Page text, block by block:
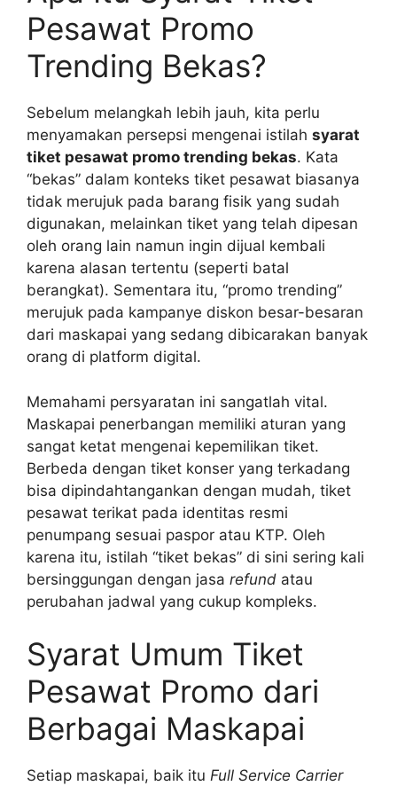
Pesawat Promo
Trending Bekas?
Sebelum melangkah lebih jauh, kita perlu
menyamakan persepsi mengenai istilah syarat
tiket pesawat promo trending bekas. Kata
“bekas” dalam konteks tiket pesawat biasanya
tidak merujuk pada barang fisik yang sudah
digunakan, melainkan tiket yang telah dipesan
oleh orang lain namun ingin dijual kembali
karena alasan tertentu (seperti batal
berangkat). Sementara itu, “promo trending”
merujuk pada kampanye diskon besar-besaran
dari maskapai yang sedang dibicarakan banyak
orang di platform digital.
Memahami persyaratan ini sangatlah vital.
Maskapai penerbangan memiliki aturan yang
sangat ketat mengenai kepemilikan tiket.
Berbeda dengan tiket konser yang terkadang
bisa dipindahtangankan dengan mudah, tiket
pesawat terikat pada identitas resmi
penumpang sesuai paspor atau KTP. Oleh
karena itu, istilah “tiket bekas” di sini sering kali
bersinggungan dengan jasa refund atau
perubahan jadwal yang cukup kompleks.
Syarat Umum Tiket
Pesawat Promo dari
Berbagai Maskapai
Setiap maskapai, baik itu Full Service Carrier